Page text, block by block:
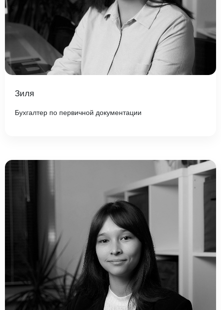
Зиля
Бухгалтер по первичной документации